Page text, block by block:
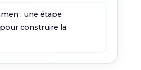
: une étape
construire la